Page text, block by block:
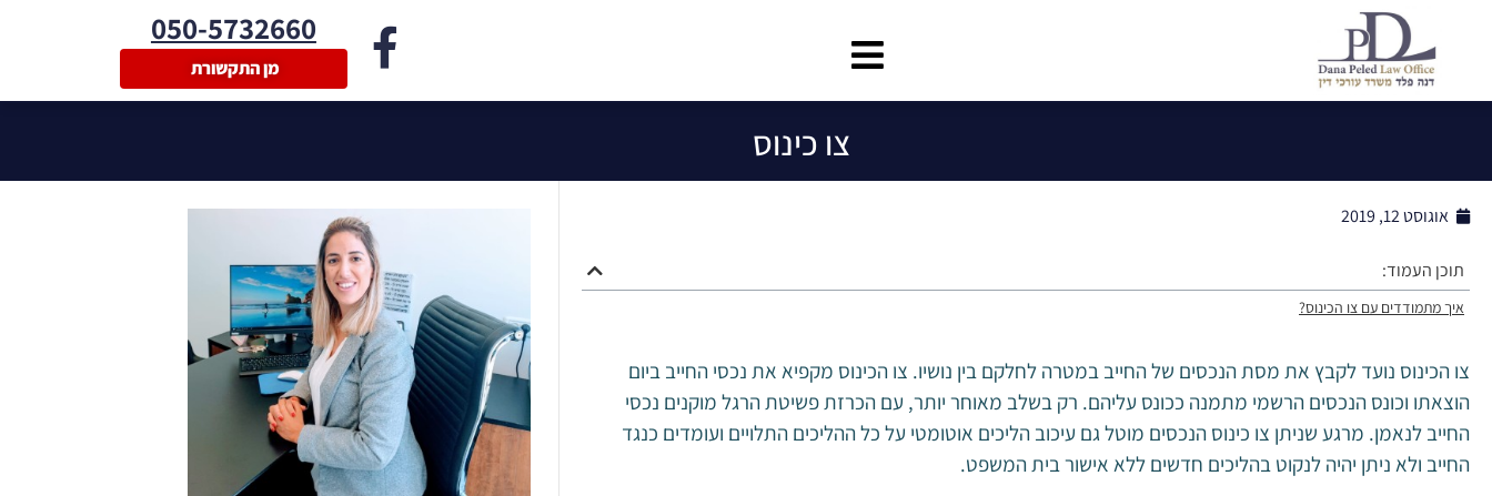
050-5732660
מן התקשורת
צו כינוס
אוגוסט 12, 2019
תוכן העמוד:
איך מתמודדים עם צו הכינוס?
צו הכינוס נועד לקבץ את מסת הנכסים של החייב במטרה לחלקם בין נושיו. צו הכינוס מקפיא את נכסי החייב ביום
הוצאתו וכונס הנכסים הרשמי מתמנה ככונס עליהם. רק בשלב מאוחר יותר, עם הכרזת פשיטת הרגל מוקנים נכסי
החייב לנאמן. מרגע שניתן צו כינוס הנכסים מוטל גם עיכוב הליכים אוטומטי על כל ההליכים התלויים ועומדים כנגד
החייב ולא ניתן יהיה לנקוט בהליכים חדשים ללא אישור בית המשפט.